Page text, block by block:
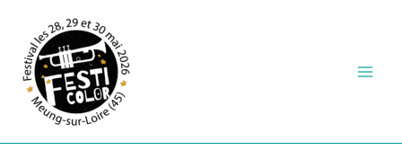
contenu